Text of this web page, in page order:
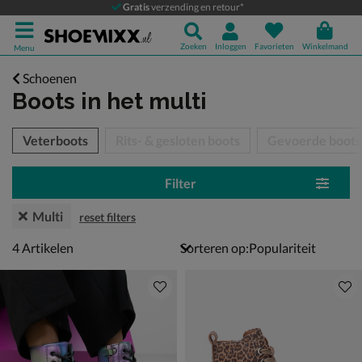
Gratisverzending en retour*
Menu Zoeken Inloggen Favorieten Winkelmand
Schoenen
Boots in het multi
over
Veterboots
Filter
Multi reset filters
4 artikelen
4Artikelen Sorteren op: